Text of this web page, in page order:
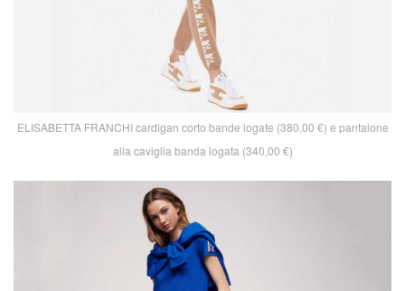
ELISABETTA FRANCHI cardigan corto bande logate (380,00 €) e pantalone
alla caviglia banda logata (340,00 €)